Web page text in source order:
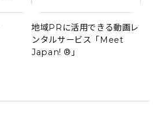
地域PRに活用できる動画レ
ンタルサービス「Meet
Japan! ®」